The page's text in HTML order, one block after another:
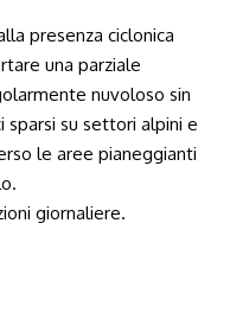
presenza ciclonica
una parziale
nuvoloso sin
su settori alpini e
le aree pianeggianti
giornaliere.